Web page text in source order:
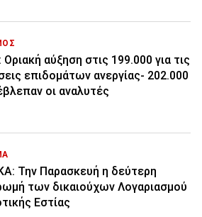
αύξηση στις 199.000 για τις
επιδομάτων ανεργίας- 202.000
οι αναλυτές
Την Παρασκευή η δεύτερη
των δικαιούχων Λογαριασμού
Εστίας